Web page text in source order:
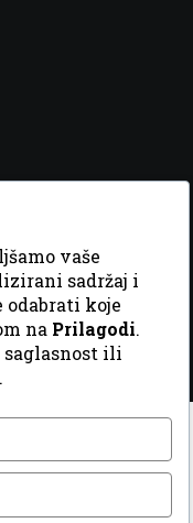
vaše
sadržaj i
odabrati koje
na Prilagodi.
saglasnost ili